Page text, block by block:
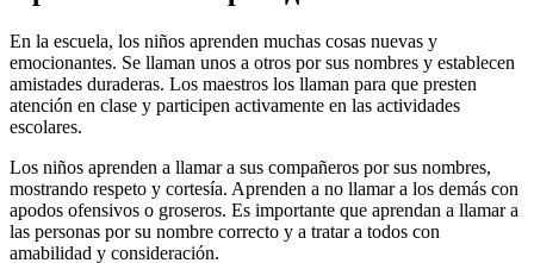
En la escuela, los niños aprenden muchas cosas nuevas y
emocionantes. Se llaman unos a otros por sus nombres y establecen
amistades duraderas. Los maestros los llaman para que presten
atención en clase y participen activamente en las actividades
escolares.
Los niños aprenden a llamar a sus compañeros por sus nombres,
mostrando respeto y cortesía. Aprenden a no llamar a los demás con
apodos ofensivos o groseros. Es importante que aprendan a llamar a
las personas por su nombre correcto y a tratar a todos con
amabilidad y consideración.